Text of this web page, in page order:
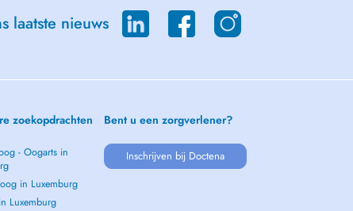
laatste nieuws
zoekopdrachten
- Oogarts in
in Luxemburg
Luxemburg
Bent u een zorgverlener?
Inschrijven bij Doctena